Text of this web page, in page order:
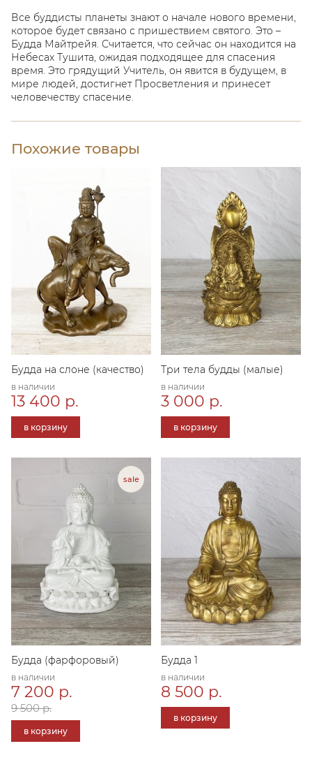
Все буддисты планеты знают о начале нового времени,
которое будет связано с пришествием святого. Это –
Будда Майтрейя. Считается, что сейчас он находится на
Небесах Тушита, ожидая подходящее для спасения
время. Это грядущий Учитель, он явится в будущем, в
мире людей, достигнет Просветления и принесет
человечеству спасение.
Похожие товары
Будда на слоне (качество)
в наличии
13 400 р.
в корзину
Три тела будды (малые)
в наличии
3 000 р.
в корзину
Будда (фарфоровый)
в наличии
7 200 р.
9 500 р.
в корзину
Будда 1
в наличии
8 500 р.
в корзину